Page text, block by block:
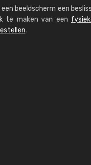
beeldscherm een
te maken van een
.